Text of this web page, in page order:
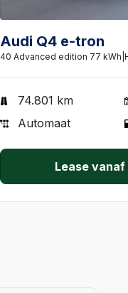
Audi Q4 e-tron
74.801 km
Automaat
Lease vanaf